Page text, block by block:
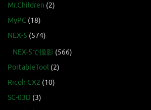
Mr.Children (2)
MyPC (18)
NEX-5 (574)
NEX-5で撮影 (566)
PortableTool (2)
Ricoh CX2 (10)
SC-03D (3)